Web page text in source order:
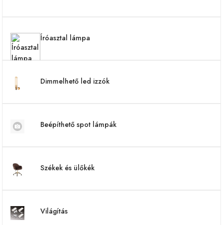
Íróasztal lámpa
Dimmelhető led izzók
Beépíthető spot lámpák
Székek és ülőkék
Világítás